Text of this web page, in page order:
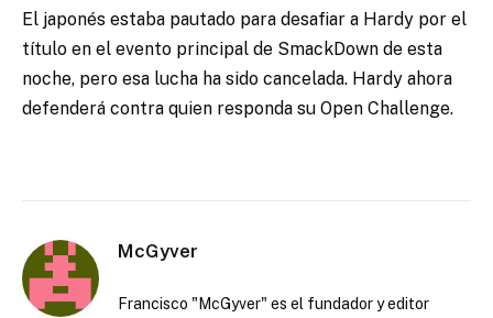
El japonés estaba pautado para desafiar a Hardy por el
título en el evento principal de SmackDown de esta
noche, pero esa lucha ha sido cancelada. Hardy ahora
defenderá contra quien responda su Open Challenge.
McGyver
Francisco "McGyver" es el fundador y editor